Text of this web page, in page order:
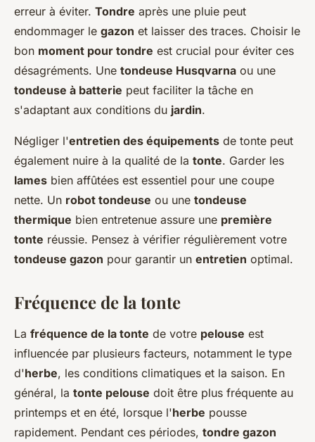
erreur à éviter. Tondre après une pluie peut
endommager le gazon et laisser des traces. Choisir le
bon moment pour tondre est crucial pour éviter ces
désagréments. Une tondeuse Husqvarna ou une
tondeuse à batterie peut faciliter la tâche en
s'adaptant aux conditions du jardin.
Négliger l'entretien des équipements de tonte peut
également nuire à la qualité de la tonte. Garder les
lames bien affûtées est essentiel pour une coupe
nette. Un robot tondeuse ou une tondeuse
thermique bien entretenue assure une première
tonte réussie. Pensez à vérifier régulièrement votre
tondeuse gazon pour garantir un entretien optimal.
Fréquence de la tonte
La fréquence de la tonte de votre pelouse est
influencée par plusieurs facteurs, notamment le type
d'herbe, les conditions climatiques et la saison. En
général, la tonte pelouse doit être plus fréquente au
printemps et en été, lorsque l'herbe pousse
rapidement. Pendant ces périodes, tondre gazon